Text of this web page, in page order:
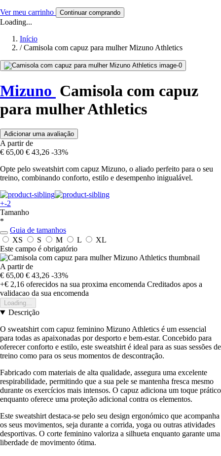
Ver meu carrinho Continuar comprando
Loading...
Início
/ Camisola com capuz para mulher Mizuno Athletics
Mizuno Camisola com capuz
para mulher Athletics
Adicionar uma avaliação
A partir de
€ 65,00 € 43,26 -33%
Opte pelo sweatshirt com capuz Mizuno, o aliado perfeito para o seu
treino, combinando conforto, estilo e desempenho inigualável.
+-2
Tamanho
*
Guia de tamanhos
XS
S M L
XL
Este campo é obrigatório
A partir de
€ 65,00 € 43,26 -33%
+€ 2,16 oferecidos na sua proxima encomenda Creditados apos a
validacao da sua encomenda
Loading...
Descrição
O sweatshirt com capuz feminino Mizuno Athletics é um essencial
para todas as apaixonadas por desporto e bem-estar. Concebido para
oferecer conforto e estilo, este sweatshirt é ideal para as suas sessões de
treino como para os seus momentos de descontração.
Fabricado com materiais de alta qualidade, assegura uma excelente
respirabilidade, permitindo que a sua pele se mantenha fresca mesmo
durante os exercícios mais intensos. O capuz adiciona um toque prático
enquanto oferece uma proteção adicional contra os elementos.
Este sweatshirt destaca-se pelo seu design ergonómico que acompanha
os seus movimentos, seja durante a corrida, yoga ou outras atividades
desportivas. O corte feminino valoriza a silhueta enquanto garante uma
liberdade de movimento ótima.